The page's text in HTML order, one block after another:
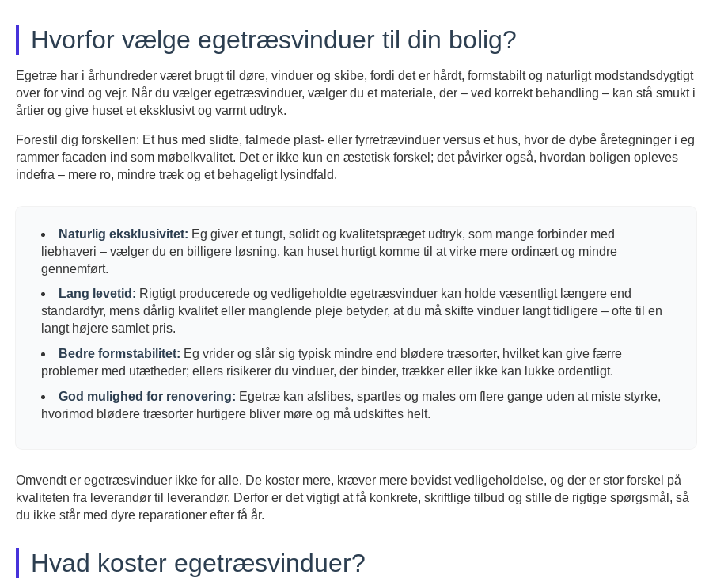
Hvorfor vælge egetræsvinduer til din bolig?
Egetræ har i århundreder været brugt til døre, vinduer og skibe, fordi det er hårdt, formstabilt og naturligt modstandsdygtigt
over for vind og vejr. Når du vælger egetræsvinduer, vælger du et materiale, der – ved korrekt behandling – kan stå smukt i
årtier og give huset et eksklusivt og varmt udtryk.
Forestil dig forskellen: Et hus med slidte, falmede plast- eller fyrretrævinduer versus et hus, hvor de dybe åretegninger i eg
rammer facaden ind som møbelkvalitet. Det er ikke kun en æstetisk forskel; det påvirker også, hvordan boligen opleves
indefra – mere ro, mindre træk og et behageligt lysindfald.
Naturlig eksklusivitet: Eg giver et tungt, solidt og kvalitetspræget udtryk, som mange forbinder med
liebhaveri – vælger du en billigere løsning, kan huset hurtigt komme til at virke mere ordinært og mindre
gennemført.
Lang levetid: Rigtigt producerede og vedligeholdte egetræsvinduer kan holde væsentligt længere end
standardfyr, mens dårlig kvalitet eller manglende pleje betyder, at du må skifte vinduer langt tidligere – ofte til en
langt højere samlet pris.
Bedre formstabilitet: Eg vrider og slår sig typisk mindre end blødere træsorter, hvilket kan give færre
problemer med utætheder; ellers risikerer du vinduer, der binder, trækker eller ikke kan lukke ordentligt.
God mulighed for renovering: Egetræ kan afslibes, spartles og males om flere gange uden at miste styrke,
hvorimod blødere træsorter hurtigere bliver møre og må udskiftes helt.
Omvendt er egetræsvinduer ikke for alle. De koster mere, kræver mere bevidst vedligeholdelse, og der er stor forskel på
kvaliteten fra leverandør til leverandør. Derfor er det vigtigt at få konkrete, skriftlige tilbud og stille de rigtige spørgsmål, så
du ikke står med dyre reparationer efter få år.
Hvad koster egetræsvinduer?